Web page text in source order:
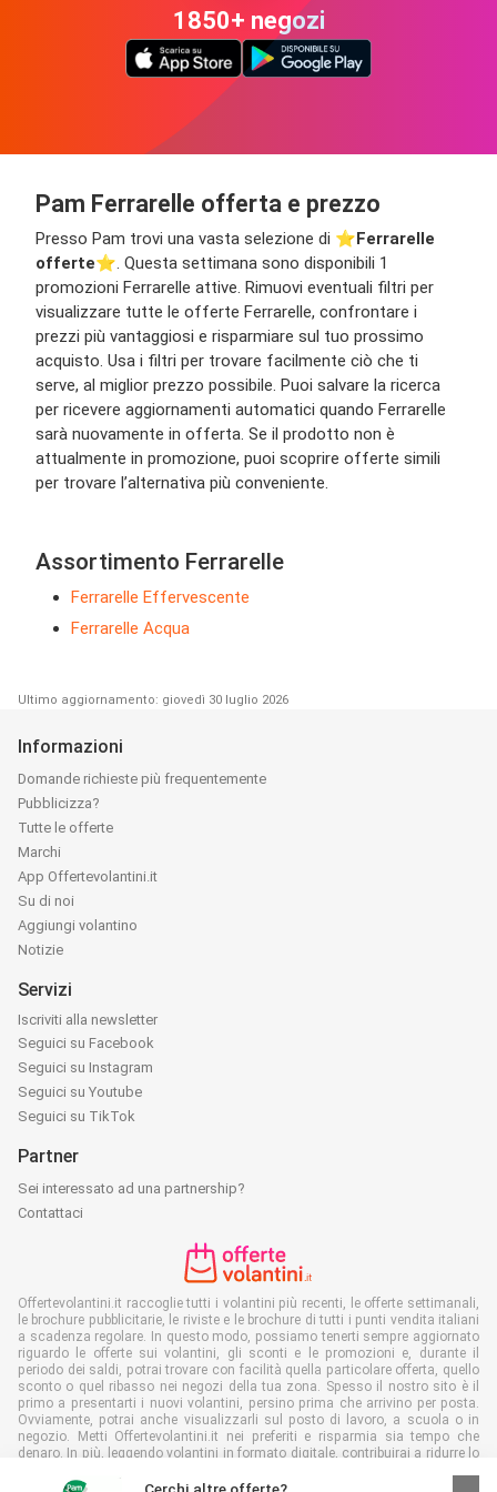
1850+ negozi
Pam Ferrarelle offerta e prezzo
Presso Pam trovi una vasta selezione di ⭐️Ferrarelle
offerte⭐️. Questa settimana sono disponibili 1
promozioni Ferrarelle attive. Rimuovi eventuali filtri per
visualizzare tutte le offerte Ferrarelle, confrontare i
prezzi più vantaggiosi e risparmiare sul tuo prossimo
acquisto. Usa i filtri per trovare facilmente ciò che ti
serve, al miglior prezzo possibile. Puoi salvare la ricerca
per ricevere aggiornamenti automatici quando Ferrarelle
sarà nuovamente in offerta. Se il prodotto non è
attualmente in promozione, puoi scoprire offerte simili
per trovare l’alternativa più conveniente.
Assortimento Ferrarelle
Ferrarelle Effervescente
Ferrarelle Acqua
Ultimo aggiornamento: giovedì 30 luglio 2026
Cerchi altre offerte?
Informazioni
Domande richieste più frequentemente
Pubblicizza?
Tutte le offerte
Marchi
App Offertevolantini.it
Su di noi
Aggiungi volantino
Notizie
Servizi
Iscriviti alla newsletter
Seguici su Facebook
Seguici su Instagram
Seguici su Youtube
Seguici su TikTok
Partner
Sei interessato ad una partnership?
Contattaci
Offertevolantini.it raccoglie tutti i volantini più recenti, le offerte settimanali,
le brochure pubblicitarie, le riviste e le brochure di tutti i punti vendita italiani
a scadenza regolare. In questo modo, possiamo tenerti sempre aggiornato
riguardo le offerte sui volantini, gli sconti e le promozioni e, durante il
periodo dei saldi, potrai trovare con facilità quella particolare offerta, quello
sconto o quel ribasso nei negozi della tua zona. Spesso il nostro sito è il
primo a presentarti i nuovi volantini, persino prima che arrivino per posta.
Ovviamente, potrai anche visualizzarli sul posto di lavoro, a scuola o in
negozio. Metti Offertevolantini.it nei preferiti e risparmia sia tempo che
denaro. In più, leggendo volantini in formato digitale, contribuirai a ridurre lo